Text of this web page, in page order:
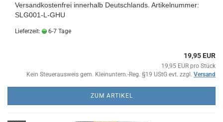
Versandkostenfrei innerhalb Deutschlands. Artikelnummer:
SLG001-L-GHU
Lieferzeit: 6-7 Tage
19,95 EUR
19,95 EUR pro Stück
Kein Steuerausweis gem. Kleinuntern.-Reg. §19 UStG evt. zzgl. Versand
ZUM ARTIKEL